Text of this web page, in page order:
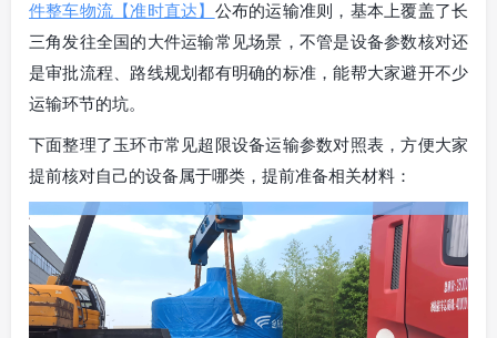
件整车物流【准时直达】 公布的运输准则，基本上覆盖了长
三角发往全国的大件运输常见场景，不管是设备参数核对还
是审批流程、路线规划都有明确的标准，能帮大家避开不少
运输环节的坑。
下面整理了玉环市常见超限设备运输参数对照表，方便大家
提前核对自己的设备属于哪类，提前准备相关材料：